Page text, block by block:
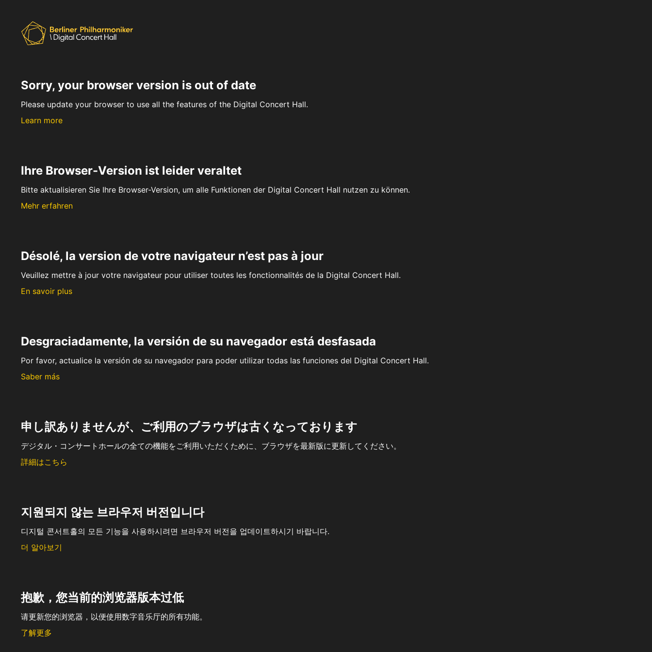
Sorry, your browser version is out of date
Please update your browser to use all the features of the Digital Concert Hall.
Learn more
Ihre Browser-Version ist leider veraltet
Bitte aktualisieren Sie Ihre Browser-Version, um alle Funktionen der Digital Concert Hall nutzen zu können.
Mehr erfahren
Désolé, la version de votre navigateur n’est pas à jour
Veuillez mettre à jour votre navigateur pour utiliser toutes les fonctionnalités de la Digital Concert Hall.
En savoir plus
Desgraciadamente, la versión de su navegador está desfasada
Por favor, actualice la versión de su navegador para poder utilizar todas las funciones del Digital Concert Hall.
Saber más
申し訳ありませんが、ご利用のブラウザは古くなっております
デジタル・コンサートホールの全ての機能をご利用いただくために、ブラウザを最新版に更新してください。
詳細はこちら
지원되지 않는 브라우저 버전입니다
디지털 콘서트홀의 모든 기능을 사용하시려면 브라우저 버전을 업데이트하시기 바랍니다.
더 알아보기
抱歉，您当前的浏览器版本过低
请更新您的浏览器，以便使用数字音乐厅的所有功能。
了解更多